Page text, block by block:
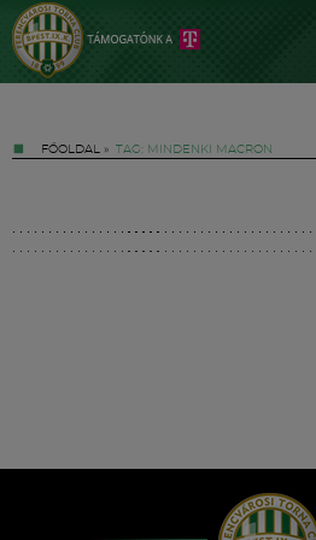
FŐOLDAL » TAG: MINDENKI MACRON
Hírek